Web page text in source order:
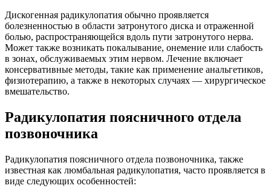
Дискогенная радикулопатия обычно проявляется
болезненностью в области затронутого диска и отраженной
болью, распространяющейся вдоль пути затронутого нерва.
Может также возникать покалывание, онемение или слабость
в зонах, обслуживаемых этим нервом. Лечение включает
консервативные методы, такие как применение анальгетиков,
физиотерапию, а также в некоторых случаях — хирургическое
вмешательство.
Радикулопатия поясничного отдела
позвоночника
Радикулопатия поясничного отдела позвоночника, также
известная как люмбальная радикулопатия, часто проявляется в
виде следующих особенностей: